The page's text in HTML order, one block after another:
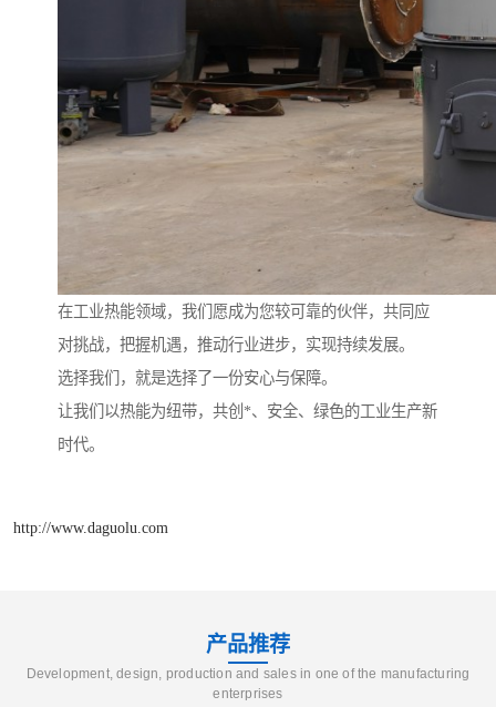
在工业热能领域，我们愿成为您较可靠的伙伴，共同应
对挑战，把握机遇，推动行业进步，实现持续发展。
选择我们，就是选择了一份安心与保障。
让我们以热能为纽带，共创*、安全、绿色的工业生产新
时代。
http://www.daguolu.com
产品推荐
Development, design, production and sales in one of the manufacturing
enterprises